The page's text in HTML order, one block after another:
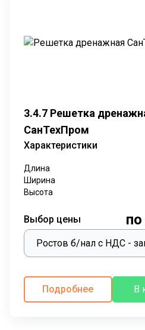
3.4.7 Решетка
СанТехПром
Характеристики
Длина
Ширина
Высота
Выбор цены по
Подробнее В